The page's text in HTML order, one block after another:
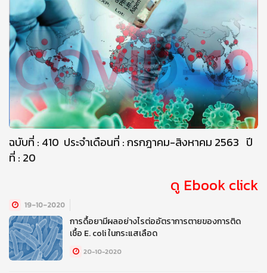
ฉบับที่ : 410 ประจำเดือนที่ : กรกฎาคม-สิงหาคม 2563 ปี
ที่ : 20
ดู Ebook click
19-10-2020
การดื้อยามีผลอย่างไรต่ออัตราการตายของการติด
เชื้อ E. coli ในกระแสเลือด
20-10-2020